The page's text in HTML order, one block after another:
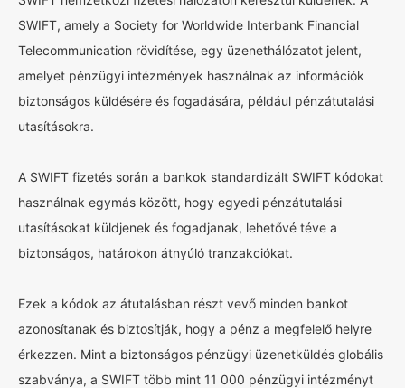
SWIFT, amely a Society for Worldwide Interbank Financial
Telecommunication rövidítése, egy üzenethálózatot jelent,
amelyet pénzügyi intézmények használnak az információk
biztonságos küldésére és fogadására, például pénzátutalási
utasításokra.
A SWIFT fizetés során a bankok standardizált SWIFT kódokat
használnak egymás között, hogy egyedi pénzátutalási
utasításokat küldjenek és fogadjanak, lehetővé téve a
biztonságos, határokon átnyúló tranzakciókat.
Ezek a kódok az átutalásban részt vevő minden bankot
azonosítanak és biztosítják, hogy a pénz a megfelelő helyre
érkezzen. Mint a biztonságos pénzügyi üzenetküldés globális
szabványa, a SWIFT több mint 11 000 pénzügyi intézményt